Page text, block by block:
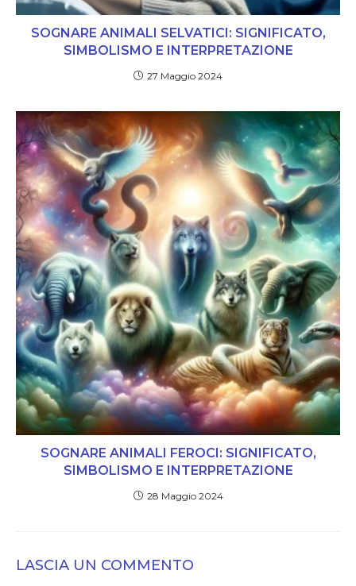
SOGNARE ANIMALI SELVATICI: SIGNIFICATO,
SIMBOLISMO E INTERPRETAZIONE
27 Maggio 2024
SOGNARE ANIMALI FEROCI: SIGNIFICATO,
SIMBOLISMO E INTERPRETAZIONE
28 Maggio 2024
LASCIA UN COMMENTO